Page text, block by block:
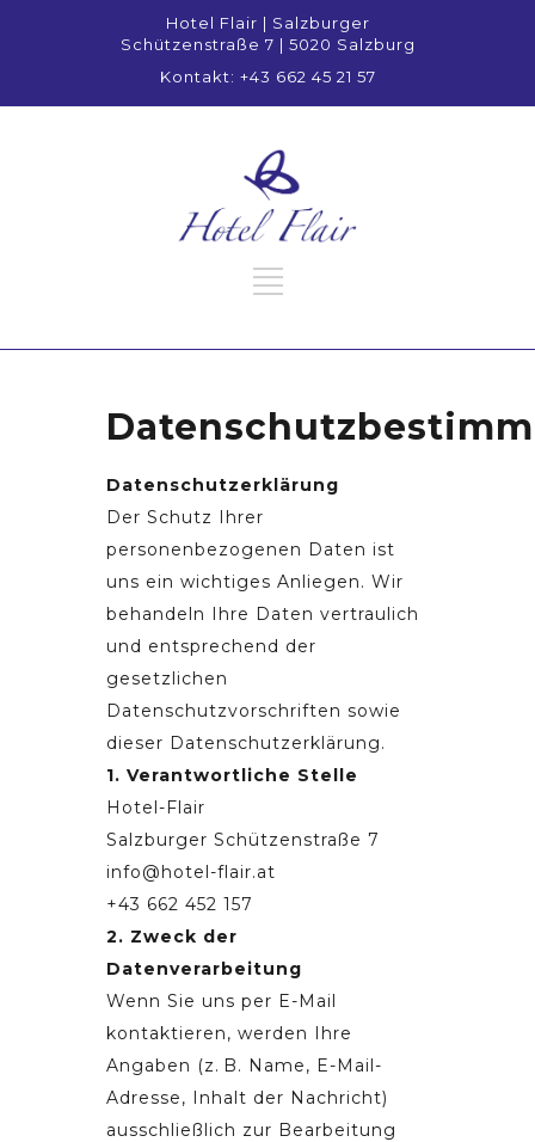
Hotel Flair | Salzburger
Schützenstraße 7 | 5020 Salzburg
Kontakt: +43 662 45 21 57
Datenschutzerklärung
Der Schutz Ihrer
personenbezogenen Daten ist
uns ein wichtiges Anliegen. Wir
behandeln Ihre Daten vertraulich
und entsprechend der
gesetzlichen
Datenschutzvorschriften sowie
dieser Datenschutzerklärung.
1. Verantwortliche Stelle
Hotel-Flair
Salzburger Schützenstraße 7
info@hotel-flair.at
+43 662 452 157
2. Zweck der
Datenverarbeitung
Wenn Sie uns per E-Mail
kontaktieren, werden Ihre
Angaben (z. B. Name, E-Mail-
Adresse, Inhalt der Nachricht)
ausschließlich zur Bearbeitung